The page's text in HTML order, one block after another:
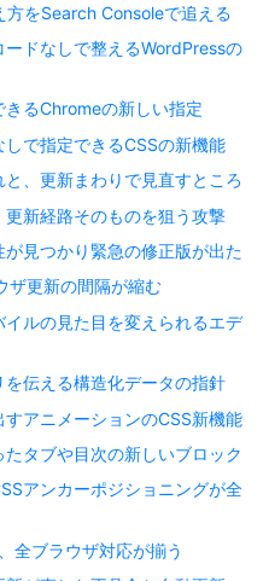
方をSearch Consoleで追える
ドなしで整えるWordPressの
るChromeの新しい指定
で指定できるCSSの新機能
、更新まわりで見直すところ
新経路そのものを狙う攻撃
見つかり緊急の修正版が出た
ザ更新の間隔が縮む
ルの見た目を変えられるエデ
伝える構造化データの指針
アニメーションのCSS新機能
タブや目次の新しいブロック
アンカーポジショニングが全
全ブラウザ対応が揃う